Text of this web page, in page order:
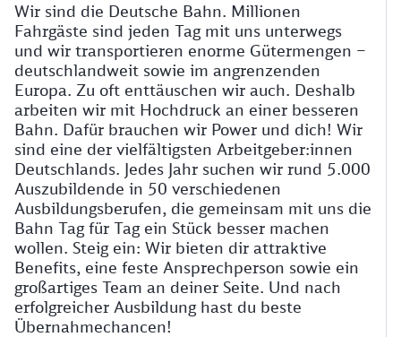
Wir sind die Deutsche Bahn. Millionen
Fahrgäste sind jeden Tag mit uns unterwegs
und wir transportieren enorme Gütermengen –
deutschlandweit sowie im angrenzenden
Europa. Zu oft enttäuschen wir auch. Deshalb
arbeiten wir mit Hochdruck an einer besseren
Bahn. Dafür brauchen wir Power und dich! Wir
sind eine der vielfältigsten Arbeitgeber:innen
Deutschlands. Jedes Jahr suchen wir rund 5.000
Auszubildende in 50 verschiedenen
Ausbildungsberufen, die gemeinsam mit uns die
Bahn Tag für Tag ein Stück besser machen
wollen. Steig ein: Wir bieten dir attraktive
Benefits, eine feste Ansprechperson sowie ein
großartiges Team an deiner Seite. Und nach
erfolgreicher Ausbildung hast du beste
Übernahmechancen!